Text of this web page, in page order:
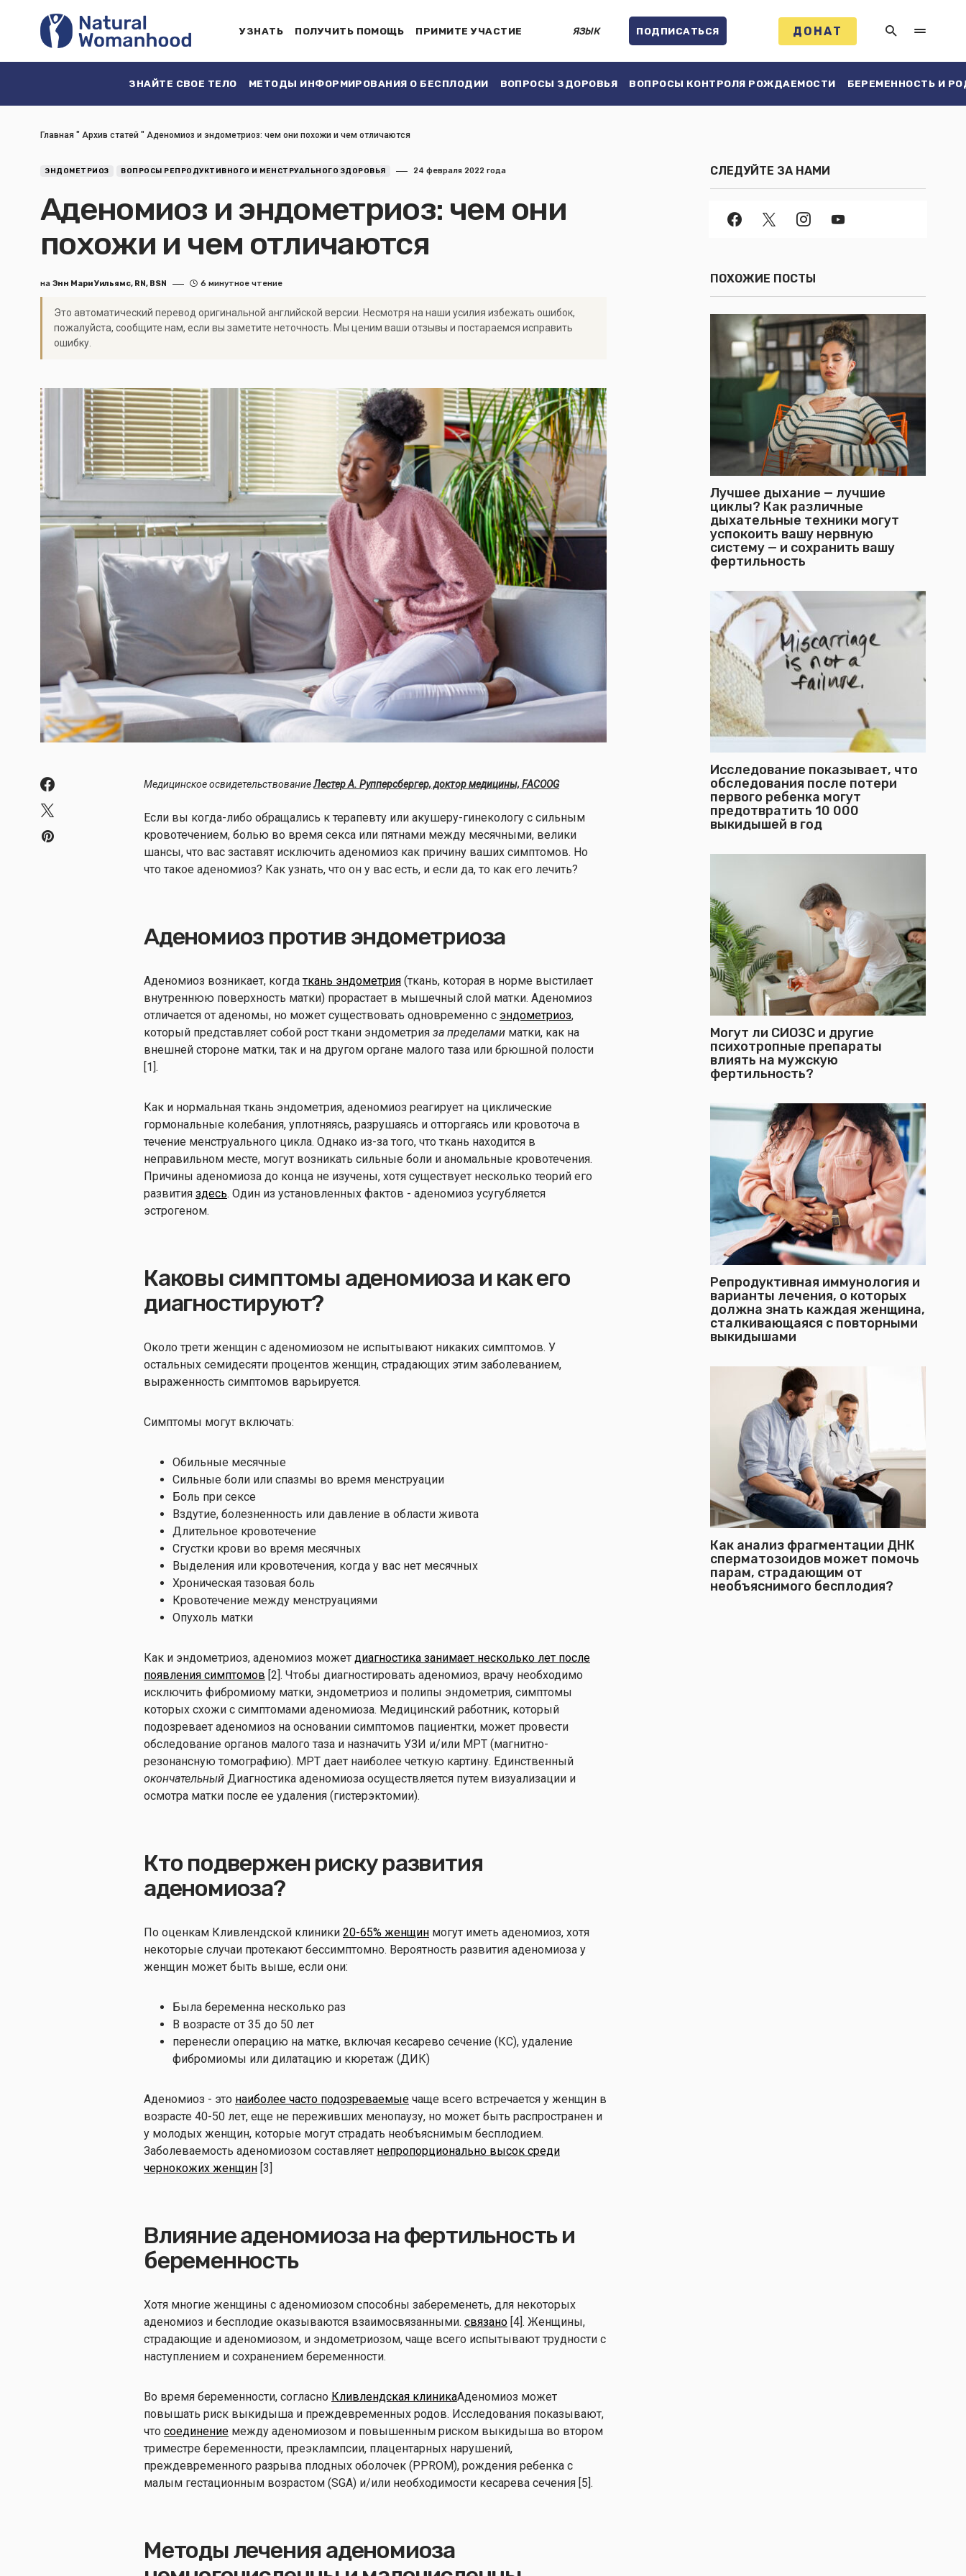
УЗНАТЬ ПОЛУЧИТЬ ПОМОЩЬ ПРИМИТЕ УЧАСТИЕ ЯЗЫК ПОДПИСАТЬСЯ ДОНАТ
ЗНАЙТЕ СВОЕ ТЕЛО МЕТОДЫ ИНФОРМИРОВАНИЯ О БЕСПЛОДИИ ВОПРОСЫ ЗДОРОВЬЯ ВОПРОСЫ КОНТРОЛЯ РОЖДАЕМОСТИ БЕРЕМЕННОСТЬ И
Главная " Архив статей " Аденомиоз и эндометриоз: чем они похожи и чем отличаются
ЭНДОМЕТРИОЗ ВОПРОСЫ РЕПРОДУКТИВНОГО И МЕНСТРУАЛЬНОГО ЗДОРОВЬЯ 24 февраля 2022 года
Аденомиоз и эндометриоз: чем они
похожи и чем отличаются
на Энн Мари Уильямс, RN, BSN 6 минутное чтение
Это автоматический перевод оригинальной английской версии. Несмотря на наши усилия избежать ошибок,
пожалуйста, сообщите нам, если вы заметите неточность. Мы ценим ваши отзывы и постараемся исправить
ошибку.
Медицинское освидетельствованиеЛестер А. Рупперсбергер, доктор медицины, FACOOG
Если вы когда-либо обращались к терапевту или акушеру-гинекологу с сильным
кровотечением, болью во время секса или пятнами между месячными, велики
шансы, что вас заставят исключить аденомиоз как причину ваших симптомов. Но
что такое аденомиоз? Как узнать, что он у вас есть, и если да, то как его лечить?
Аденомиоз против эндометриоза
Аденомиоз возникает, когдаткань эндометрия (ткань, которая в норме выстилает
внутреннюю поверхность матки) прорастает в мышечный слой матки. Аденомиоз
отличается от аденомы, но может существовать одновременно с эндометриоз,
который представляет собой рост ткани эндометрия за пределами матки, как на
внешней стороне матки, так и на другом органе малого таза или брюшной полости
[1].
Как и нормальная ткань эндометрия, аденомиоз реагирует на циклические
гормональные колебания, уплотняясь, разрушаясь и отторгаясь или кровоточа в
течение менструального цикла. Однако из-за того, что ткань находится в
неправильном месте, могут возникать сильные боли и аномальные кровотечения.
Причины аденомиоза до конца не изучены, хотя существует несколько теорий его
развития здесь. Один из установленных фактов - аденомиоз усугубляется
эстрогеном.
Каковы симптомы аденомиоза и как его
диагностируют?
Около трети женщин с аденомиозом не испытывают никаких симптомов. У
остальных семидесяти процентов женщин, страдающих этим заболеванием,
выраженность симптомов варьируется.
Симптомы могут включать:
Обильные месячные
Сильные боли или спазмы во время менструации
Боль при сексе
Вздутие, болезненность или давление в области живота
Длительное кровотечение
Сгустки крови во время месячных
Выделения или кровотечения, когда у вас нет месячных
Хроническая тазовая боль
Кровотечение между менструациями
Опухоль матки
Как и эндометриоз, аденомиоз может диагностика занимает несколько лет после
появления симптомов [2]. Чтобы диагностировать аденомиоз, врачу необходимо
исключить фибромиому матки, эндометриоз и полипы эндометрия, симптомы
которых схожи с симптомами аденомиоза. Медицинский работник, который
подозревает аденомиоз на основании симптомов пациентки, может провести
обследование органов малого таза и назначить УЗИ и/или МРТ (магнитно-
резонансную томографию). МРТ дает наиболее четкую картину. Единственный
окончательный Диагностика аденомиоза осуществляется путем визуализации и
осмотра матки после ее удаления (гистерэктомии).
Кто подвержен риску развития
аденомиоза?
По оценкам Кливлендской клиники 20-65% женщин могут иметь аденомиоз, хотя
некоторые случаи протекают бессимптомно. Вероятность развития аденомиоза у
женщин может быть выше, если они:
Была беременна несколько раз
В возрасте от 35 до 50 лет
перенесли операцию на матке, включая кесарево сечение (КС), удаление
фибромиомы или дилатацию и кюретаж (ДИК)
Аденомиоз - это наиболее часто подозреваемые чаще всего встречается у женщин в
возрасте 40-50 лет, еще не переживших менопаузу, но может быть распространен и
у молодых женщин, которые могут страдать необъяснимым бесплодием.
Заболеваемость аденомиозом составляет непропорционально высок среди
чернокожих женщин [3]
Влияние аденомиоза на фертильность и
беременность
Хотя многие женщины с аденомиозом способны забеременеть, для некоторых
аденомиоз и бесплодие оказываются взаимосвязанными. связано [4]. Женщины,
страдающие и аденомиозом, и эндометриозом, чаще всего испытывают трудности с
наступлением и сохранением беременности.
Во время беременности, согласно Кливлендская клиникаАденомиоз может
повышать риск выкидыша и преждевременных родов. Исследования показывают,
что соединение между аденомиозом и повышенным риском выкидыша во втором
триместре беременности, преэклампсии, плацентарных нарушений,
преждевременного разрыва плодных оболочек (PPROM), рождения ребенка с
малым гестационным возрастом (SGA) и/или необходимости кесарева сечения [5].
Методы лечения аденомиоза
СЛЕДУЙТЕ ЗА НАМИ
ПОХОЖИЕ ПОСТЫ
Лучшее дыхание — лучшие
циклы? Как различные
дыхательные техники могут
успокоить вашу нервную
систему — и сохранить вашу
фертильность
Исследование показывает, что
обследования после потери
первого ребенка могут
предотвратить 10 000
выкидышей в год
Могут ли СИОЗС и другие
психотропные препараты
влиять на мужскую
фертильность?
Репродуктивная иммунология и
варианты лечения, о которых
должна знать каждая женщина,
сталкивающаяся с повторными
выкидышами
Как анализ фрагментации ДНК
сперматозоидов может помочь
парам, страдающим от
необъяснимого бесплодия?